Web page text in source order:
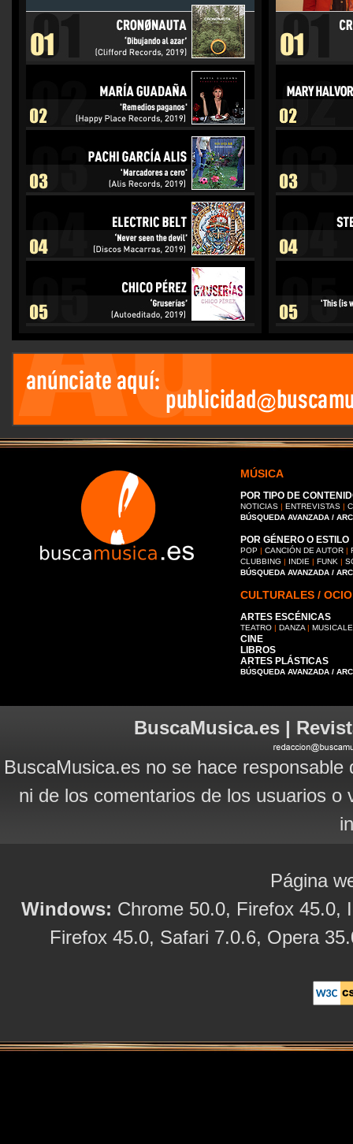
MÚSICA
POR TIPO DE
NOTICIAS | ENTREVISTAS |
BÚSQUEDA AVANZADA /
POR GÉNERO O ESTILO
POP | CANCIÓN DE AUTOR |
CLUBBING | INDIE | FUNK |
BÚSQUEDA AVANZADA /
CULTURALES / OCIO
ARTES ESCÉNICAS
TEATRO | DANZA |
CINE
LIBROS
ARTES PLÁSTICAS
BÚSQUEDA AVANZADA /
BuscaMusica.es |
BuscaMusica.es no se hace
ni de los comentarios de los usuarios
Página
Windows: Chrome 50.0, Firefox 45.0,
Firefox 45.0, Safari 7.0.6, Opera